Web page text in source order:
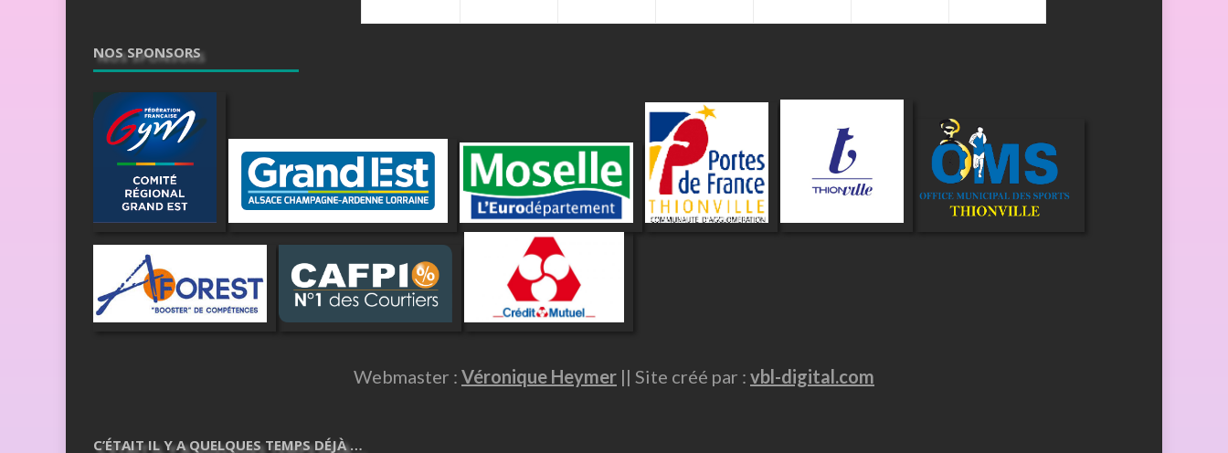
NOS SPONSORS
Webmaster : Véronique Heymer || Site créé par : vbl-digital.com
C’ÉTAIT IL Y A QUELQUES TEMPS DÉJÀ …